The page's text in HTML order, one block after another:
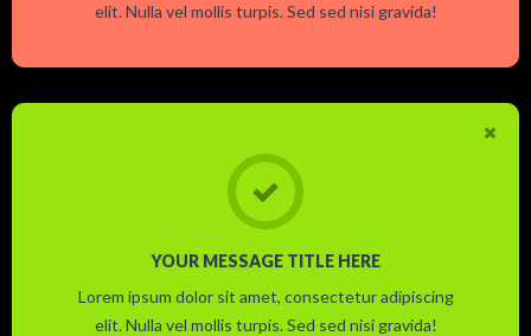
elit. Nulla vel mollis turpis. Sed sed nisi gravida!
YOUR MESSAGE TITLE HERE
Lorem ipsum dolor sit amet, consectetur adipiscing
elit. Nulla vel mollis turpis. Sed sed nisi gravida!